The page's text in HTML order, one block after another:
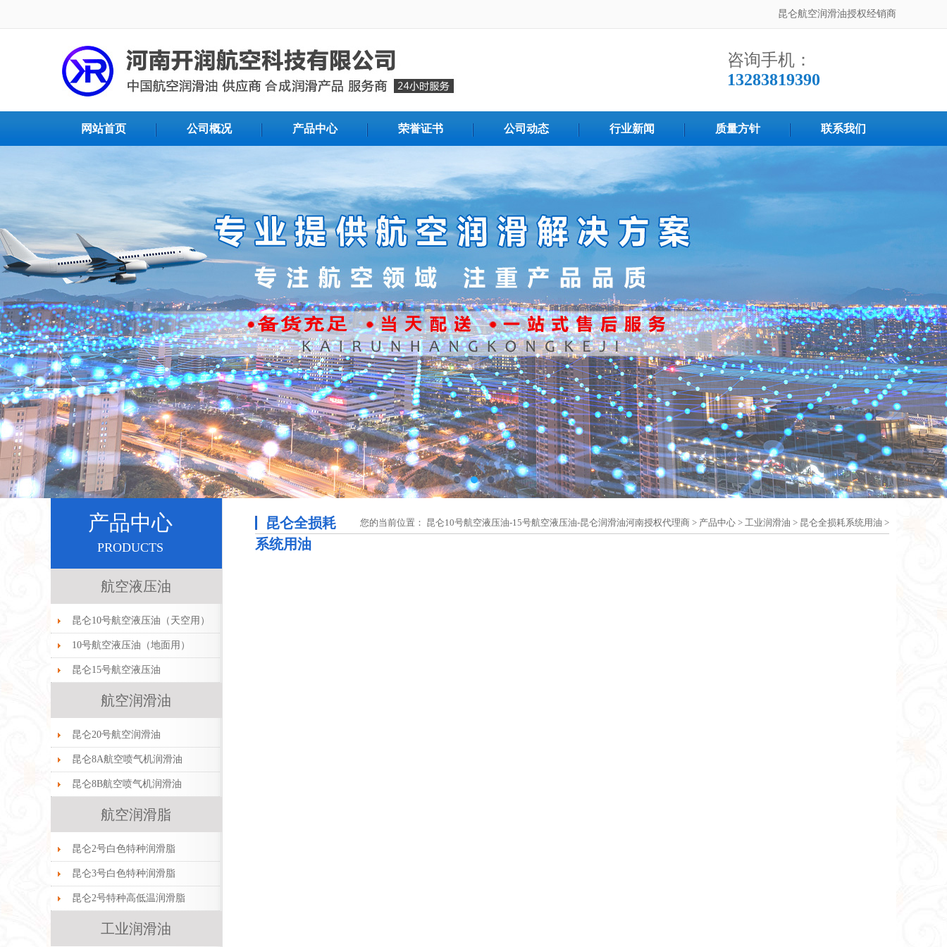
昆仑航空润滑油授权经销商
咨询手机：
13283819390
网站首页 公司概况 产品中心 荣誉证书 公司动态 行业新闻 质量方针 联系我们
2
产品中心
PRODUCTS
航空液压油
昆仑10号航空液压油（天空用）
10号航空液压油（地面用）
昆仑15号航空液压油
航空润滑油
昆仑20号航空润滑油
昆仑8A航空喷气机润滑油
昆仑8B航空喷气机润滑油
航空润滑脂
昆仑2号白色特种润滑脂
昆仑3号白色特种润滑脂
昆仑2号特种高低温润滑脂
工业润滑油
您的当前位置： 昆仑10号航空液压油-15号航空液压油-昆仑润滑油河南授权代理商 > 产品中心 > 工业润滑油 > 昆仑全损耗系统用油 >
昆仑全损耗
系统用油